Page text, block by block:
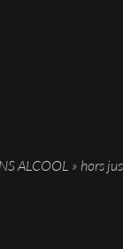
ALCOOL » hors